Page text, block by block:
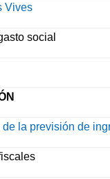
Vives
social
de la previsión de